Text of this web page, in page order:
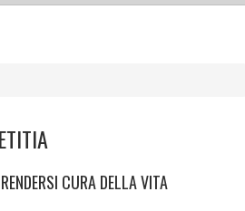
CURA DELLA VITA